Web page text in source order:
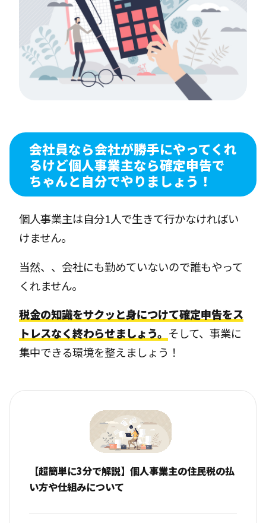
会社員なら会社が勝手にやってくれ
るけど個人事業主なら確定申告で
ちゃんと自分でやりましょう！
個人事業主は自分1人で生きて行かなければい
けません。
当然、、会社にも勤めていないので誰もやって
くれません。
税金の知識をサクッと身につけて確定申告をス
トレスなく終わらせましょう。 そして、事業に
集中できる環境を整えましょう！
【超簡単に3分で解説】個人事業主の住民税の払
い方や仕組みについて